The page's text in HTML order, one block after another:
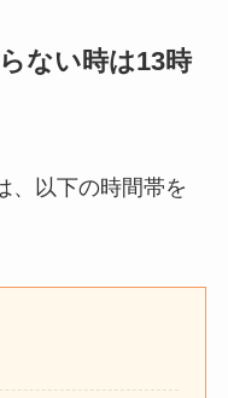
ゼプラチナムの
ノの解約方法ま
トタイミングを
ない時は13時
、以下の時間帯を